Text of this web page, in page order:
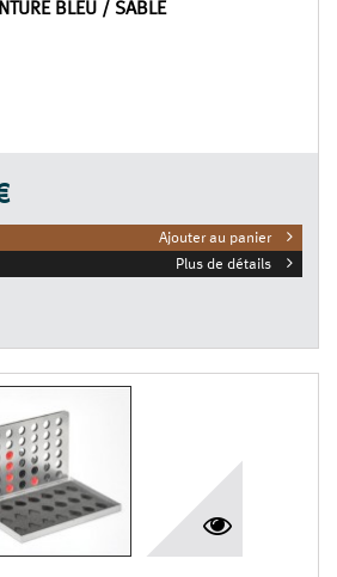
BLEU / SABLE
Ajouter au panier
Plus de détails